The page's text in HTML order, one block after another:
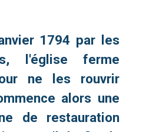
1794 par les
l'église ferme
ne les rouvrir
alors une
de restauration